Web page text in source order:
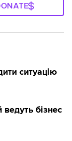
ситуацію
бізнес